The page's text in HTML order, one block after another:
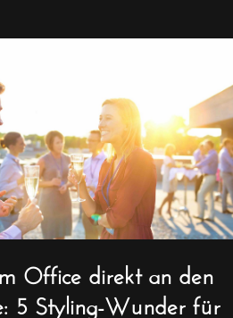
Office direkt an den
5 Styling-Wunder für